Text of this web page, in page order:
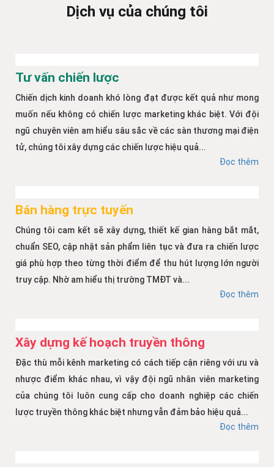
Dịch vụ của chúng tôi
Tư vấn chiến lược
Chiến dịch kinh doanh khó lòng đạt được kết quả như mong
muốn nếu không có chiến lược marketing khác biệt. Với đội
ngũ chuyên viên am hiểu sâu sắc về các sàn thương mại điện
tử, chúng tôi xây dựng các chiến lược hiệu quả...
Đọc thêm
Bán hàng trực tuyến
Chúng tôi cam kết sẽ xây dựng, thiết kế gian hàng bắt mắt,
chuẩn SEO, cập nhật sản phẩm liên tục và đưa ra chiến lược
giá phù hợp theo từng thời điểm để thu hút lượng lớn người
truy cập. Nhờ am hiểu thị trường TMĐT và...
Đọc thêm
Xây dựng kế hoạch truyền thông
Đặc thù mỗi kênh marketing có cách tiếp cận riêng với ưu và
nhược điểm khác nhau, vì vậy đội ngũ nhân viên marketing
của chúng tôi luôn cung cấp cho doanh nghiệp các chiến
lược truyền thông khác biệt nhưng vẫn đảm bảo hiệu quả...
Đọc thêm